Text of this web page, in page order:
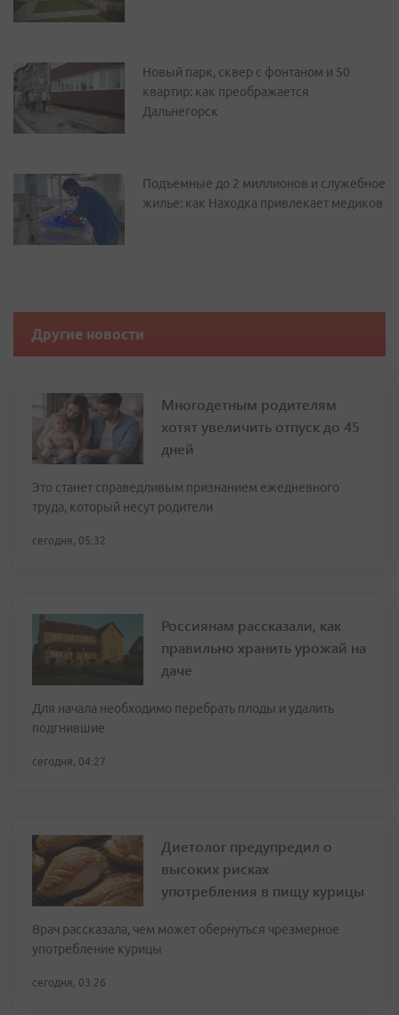
Новый парк, сквер с фонтаном и 50
квартир: как преображается
Дальнегорск
Подъемные до 2 миллионов и служебное
жилье: как Находка привлекает медиков
Другие новости
Многодетным родителям
хотят увеличить отпуск до 45
дней
Это станет справедливым признанием ежедневного
труда, который несут родители
сегодня, 05:32
Россиянам рассказали, как
правильно хранить урожай на
даче
Для начала необходимо перебрать плоды и удалить
подгнившие
сегодня, 04:27
Диетолог предупредил о
высоких рисках
употребления в пищу курицы
Врач рассказала, чем может обернуться чрезмерное
употребление курицы
сегодня, 03:26